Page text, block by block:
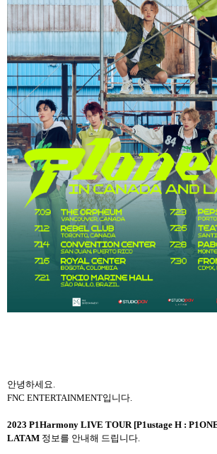
안녕하세요.
FNC ENTERTAINMENT입니다.
2023 P1Harmony LIVE TOUR [P1ustage H :
LATAM 정보를 안내해 드립니다.